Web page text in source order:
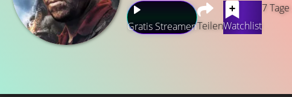
Gratis StreamenTeilenWatchlist
7